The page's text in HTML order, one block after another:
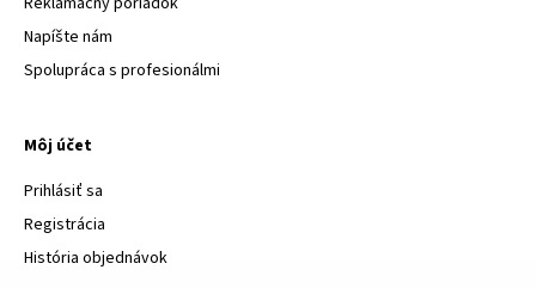
Napíšte nám
Spolupráca s profesionálmi
Môj účet
Prihlásiť sa
Registrácia
História objednávok